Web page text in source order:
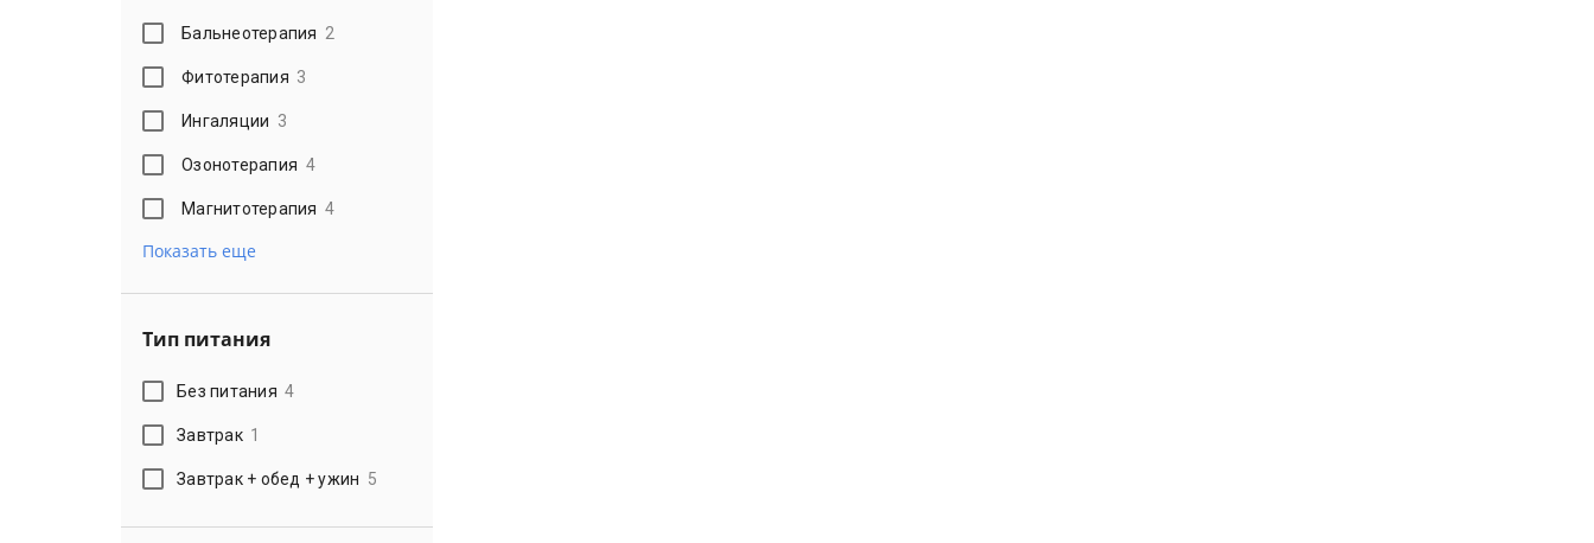
Бальнеотерапия 2
Фитотерапия 3
Ингаляции 3
Озонотерапия 4
Магнитотерапия 4
Показать еще
Тип питания
Без питания 4
Завтрак 1
Завтрак + обед + ужин 5